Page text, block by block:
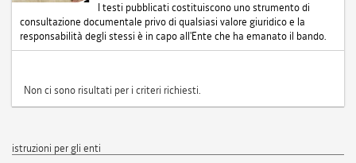
I testi pubblicati costituiscono uno strumento di
consultazione documentale privo di qualsiasi valore giuridico e la
responsabilità degli stessi è in capo all'Ente che ha emanato il bando.
Non ci sono risultati per i criteri richiesti.
istruzioni per gli enti